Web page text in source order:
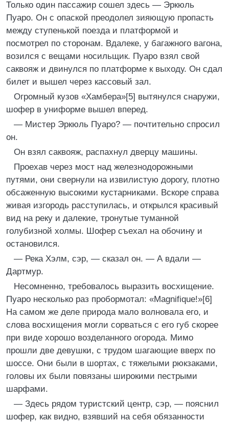
Только один пассажир сошел здесь — Эркюль
Пуаро. Он с опаской преодолел зияющую пропасть
между ступенькой поезда и платформой и
посмотрел по сторонам. Вдалеке, у багажного вагона,
возился с вещами носильщик. Пуаро взял свой
саквояж и двинулся по платформе к выходу. Он сдал
билет и вышел через кассовый зал.
Огромный кузов «Хамбера»[5] вытянулся снаружи,
шофер в униформе вышел вперед.
— Мистер Эркюль Пуаро? — почтительно спросил
он.
Он взял саквояж, распахнул дверцу машины.
Проехав через мост над железнодорожными
путями, они свернули на извилистую дорогу, плотно
обсаженную высокими кустарниками. Вскоре справа
живая изгородь расступилась, и открылся красивый
вид на реку и далекие, тронутые туманной
голубизной холмы. Шофер съехал на обочину и
остановился.
— Река Хэлм, сэр, — сказал он. — А вдали —
Дартмур.
Несомненно, требовалось выразить восхищение.
Пуаро несколько раз пробормотал: «Magnifique!»[6]
На самом же деле природа мало волновала его, и
слова восхищения могли сорваться с его губ скорее
при виде хорошо возделанного огорода. Мимо
прошли две девушки, с трудом шагающие вверх по
шоссе. Они были в шортах, с тяжелыми рюкзаками,
головы их были повязаны широкими пестрыми
шарфами.
— Здесь рядом туристский центр, сэр, — пояснил
шофер, как видно, взявший на себя обязанности